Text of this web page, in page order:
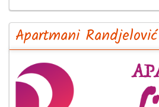
Apartmani